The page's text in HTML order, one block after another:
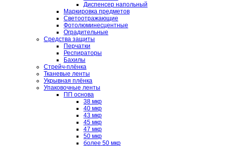
Диспенсер напольный
Маркировка предметов
Светоотражающие
Фотолюминесцентные
Оградительные
Средства защиты
Перчатки
Респираторы
Бахилы
Стрейч-плёнка
Тканевые ленты
Укрывная плёнка
Упаковочные ленты
ПП основа
38 мкр
40 мкр
43 мкр
45 мкр
47 мкр
50 мкр
более 50 мкр